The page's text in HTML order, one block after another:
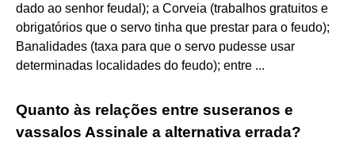
dado ao senhor feudal); a Corveia (trabalhos gratuitos e
obrigatórios que o servo tinha que prestar para o feudo);
Banalidades (taxa para que o servo pudesse usar
determinadas localidades do feudo); entre ...
Quanto às relações entre suseranos e
vassalos Assinale a alternativa errada?